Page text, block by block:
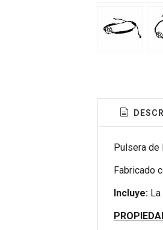
Pulsera de
Fabricado
Incluye: